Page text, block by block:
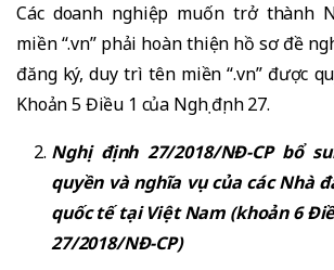
Các doanh nghiệp muốn trở thành
miền “.vn” phải hoàn thiện hồ sơ đề
đăng ký, duy trì tên miền “.vn” được
Khoản 5 Điều 1 của Nghị định 27.
Nghị định 27/2018/NĐ-CP bổ
quyền và nghĩa vụ của các Nhà
quốc tế tại Việt Nam (khoản 6
27/2018/NĐ-CP)